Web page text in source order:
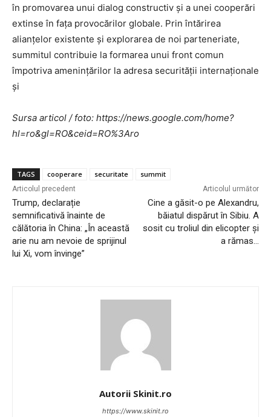
în promovarea unui dialog constructiv și a unei cooperări
extinse în fața provocărilor globale. Prin întărirea
alianțelor existente și explorarea de noi parteneriate,
summitul contribuie la formarea unui front comun
împotriva amenințărilor la adresa securității internaționale
și
Sursa articol / foto: https://news.google.com/home?
hl=ro&gl=RO&ceid=RO%3Aro
TAGS cooperare securitate summit
Articolul precedent
Trump, declarație
semnificativă înainte de
călătoria în China: „În această
arie nu am nevoie de sprijinul
lui Xi, vom învinge”
Articolul următor
Cine a găsit-o pe Alexandru,
băiatul dispărut în Sibiu. A
sosit cu troliul din elicopter și
a rămas…
Autorii Skinit.ro
https://www.skinit.ro